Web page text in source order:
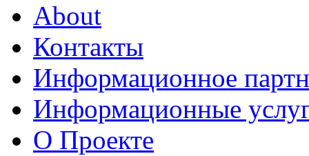
About
Контакты
Информационное
Информационные
О Проекте